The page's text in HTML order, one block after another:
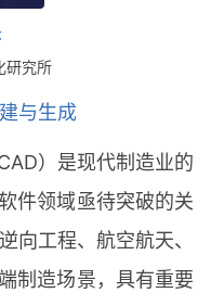
研究所
与生成
）是现代制造业的
件领域亟待突破的关
向工程、航空航天、
制造场景，具有重要